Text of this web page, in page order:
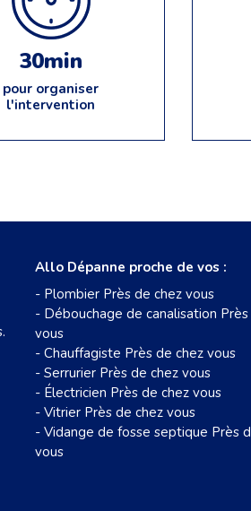
30min
pour organiser
l'intervention
Allo Dépanne proche de vos :
- Plombier Près de chez vous
- Débouchage de canalisation
vous
- Chauffagiste Près de chez vous
- Serrurier Près de chez vous
- Électricien Près de chez vous
- Vitrier Près de chez vous
- Vidange de fosse septique Près
vous